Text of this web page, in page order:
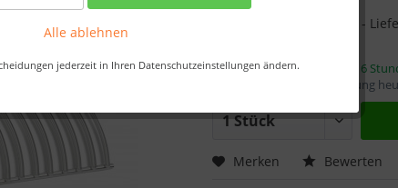
Alle ablehnen
jederzeit in Ihren Datenschutzeinstellungen ändern.
-
Bestellen Sie innerhalb von 6
, damit die Bestellung
Merken Bewerten